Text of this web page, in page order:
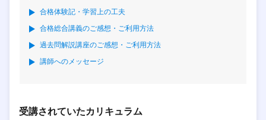
合格体験記・学習上の工夫
合格総合講義のご感想・ご利用方法
過去問解説講座のご感想・ご利用方法
講師へのメッセージ
受講されていたカリキュラム